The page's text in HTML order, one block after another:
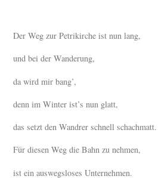
Der Weg zur Petrikirche ist nun lang,
und bei der Wanderung,
da wird mir bang’,
denn im Winter ist’s nun glatt,
das setzt den Wandrer schnell schachmatt.
Für diesen Weg die Bahn zu nehmen,
ist ein auswegsloses Unternehmen.